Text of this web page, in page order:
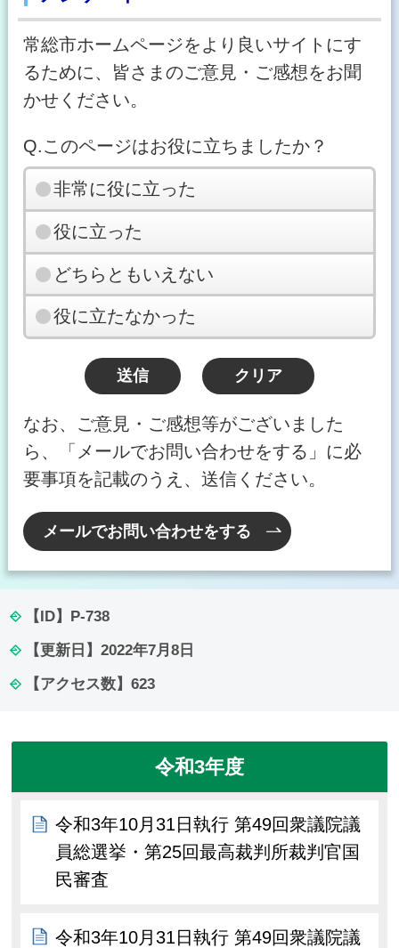
常総市ホームページをより良いサイトにす
るために、皆さまのご意見・ご感想をお聞
かせください。
Q.このページはお役に立ちましたか？
非常に役に立った
役に立った
どちらともいえない
役に立たなかった
なお、ご意見・ご感想等がございました
ら、「メールでお問い合わせをする」に必
要事項を記載のうえ、送信ください。
メールでお問い合わせをする
【ID】 P-738
【更新日】 2022年7月8日
【アクセス数】 623
令和3年度
令和3年10月31日執行 第49回衆議院議
員総選挙・第25回最高裁判所裁判官国
民審査
令和3年10月31日執行 第49回衆議院議